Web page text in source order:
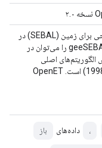
پیاده‌سازی مدل الگوریتم تعادل انرژی سطحی برای زمین (SEBAL) در
موتور گوگل ارث. مروری بر نسخه فعلی geeSEBAL را می‌توان در
که بر اساس الگوریتم‌های اصلی
توسعه‌یافته توسط باستیانسن و همکاران (1998) است. OpenET
، داده‌های باز